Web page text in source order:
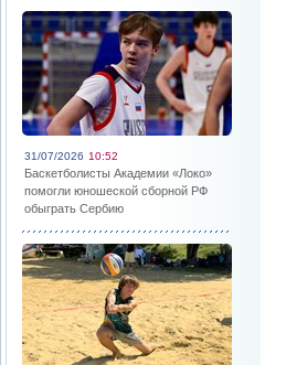
31/07/2026 10:52
Баскетболисты Академии «Локо»
помогли юношеской сборной РФ
обыграть Сербию